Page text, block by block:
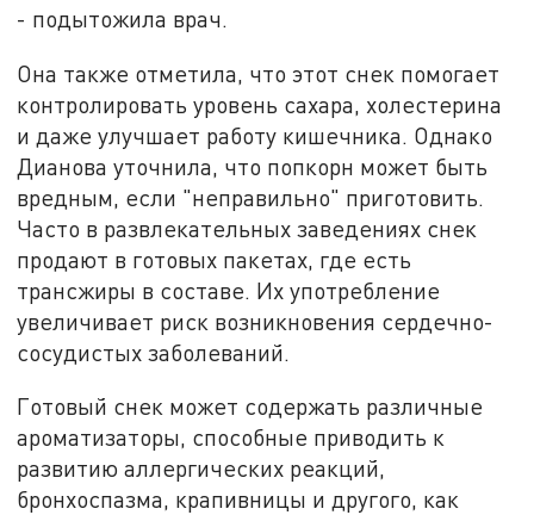
- подытожила врач.
Она также отметила, что этот снек помогает
контролировать уровень сахара, холестерина
и даже улучшает работу кишечника. Однако
Дианова уточнила, что попкорн может быть
вредным, если "неправильно" приготовить.
Часто в развлекательных заведениях снек
продают в готовых пакетах, где есть
трансжиры в составе. Их употребление
увеличивает риск возникновения сердечно-
сосудистых заболеваний.
Готовый снек может содержать различные
ароматизаторы, способные приводить к
развитию аллергических реакций,
бронхоспазма, крапивницы и другого, как